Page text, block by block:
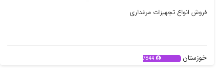
فروش انواع تجهیزات مرغداری
خوزستان 7844